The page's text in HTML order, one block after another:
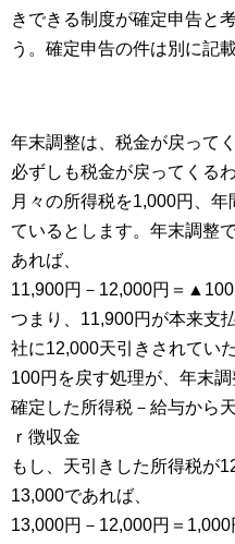
きできる制度が確定申告と
う。確定申告の件は別に記
年末調整は、税金が戻って
必ずしも税金が戻ってくる
月々の所得税を1,000円、
ているとします。年末調整
あれば、
11,900円－12,000円＝▲100
つまり、11,900円が本来支
社に12,000天引きされてい
100円を戻す処理が、年末調
確定した所得税－給与から
ｒ徴収金
もし、天引きした所得税が
13,000であれば、
13,000円－12,000円＝1,000